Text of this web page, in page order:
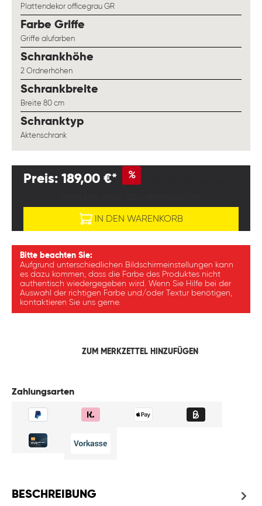
Plattendekor officegrau GR
Farbe Griffe
Griffe alufarben
Schrankhöhe
2 Ordnerhöhen
Schrankbreite
Breite 80 cm
Schranktypauswählen
Aktenschrank
Preis: 189,00 €* %
IN DEN WARENKORB
Bitte beachten Sie:
Aufgrund unterschiedlichen Bildschirmeinstellungen kann
es dazu kommen, dass die Farbe des Produktes nicht
authentisch wiedergegeben wird. Wenn Sie Hilfe bei der
Auswahl der richtigen Farbe und/oder Textur benötigen,
kontaktieren Sie uns gerne.
ZUM MERKZETTEL HINZUFÜGEN
Zahlungsarten
BESCHREIBUNG